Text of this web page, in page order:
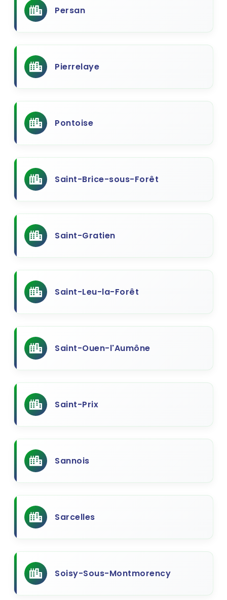
Persan
Pierrelaye
Pontoise
Saint-Brice-sous-Forêt
Saint-Gratien
Saint-Leu-la-Forêt
Saint-Ouen-l'Aumône
Saint-Prix
Sannois
Sarcelles
Soisy-Sous-Montmorency